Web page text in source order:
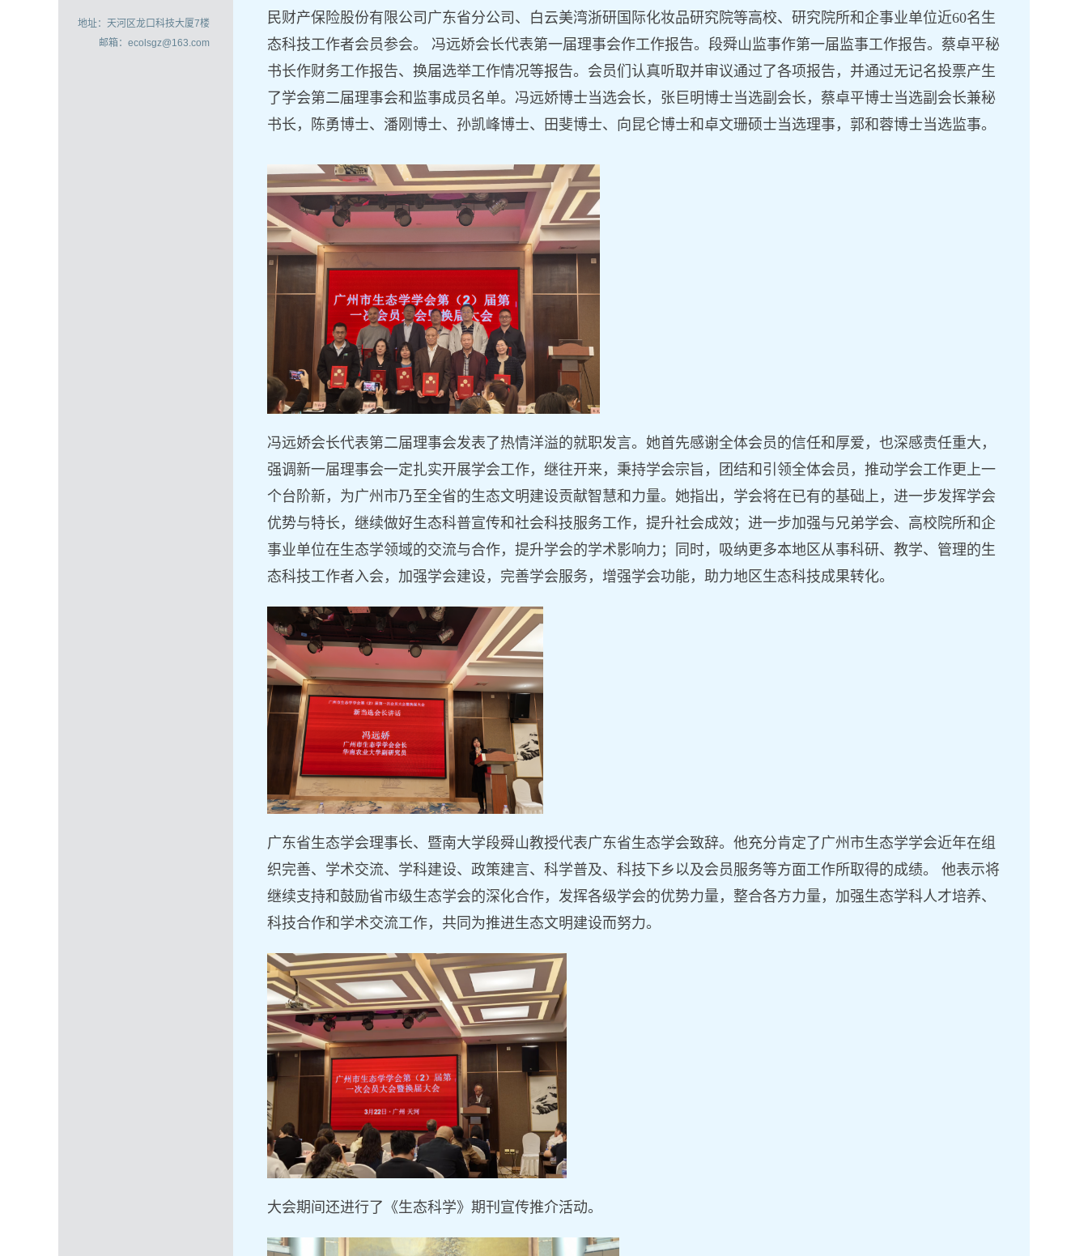
地址：天河区龙口科技大厦7楼
邮箱：ecolsgz@163.com
民财产保险股份有限公司广东省分公司、白云美湾浙研国际化妆品研究院等高校、 研究院所和企事业单位近60名生
态科技工作者会员参会。
冯远娇会长代表第一届理事会作工作报告。段舜山监事作第一届监事工作报告。蔡卓平秘
书长作财务工作报告、换届选举工作情况等报告。会员们认真听取并审议通过了各项报告，并通过无记名投票产生
了学会第二届理事会和监事成员名单。 冯远娇博士当选会长，张巨明博士当选副会长，蔡卓平博士当选副会长兼秘
书长，陈勇博士、潘刚博士、孙凯峰博士、田斐博士、向昆仑博士和卓文珊硕士当选理事， 郭和蓉博士当选监事。
冯远娇会长代表第二届理事会发表了热情洋溢的就职发言。她首先感谢全体会员的信任和厚爱 ，也深感责任重大，
强调新一届理事会一定扎实开展学会工作，继往开来， 秉持学会宗旨，团结和引领全体会员， 推动学会工作更上一
个台阶新，为广州市乃至全省的生态文明建设贡献智慧和力量。她指出，学会将在已有的基础上，进一步发挥学会
优势与特长，继续做好生态科普宣传和社会科技服务工作，提升社会成效； 进一步加强与兄弟学会、高校院所和企
事业单位在生态学领域的交流与合作，提升学会的学术影响力；同时， 吸纳更多本地区从事科研、教学、管理的生
态科技工作者入会，加强学会建设，完善学会服务，增强学会功能，助力地区生态科技成果转化。
广东省生态学会理事长、暨南大学段舜山教授代表广东省生态学会致辞。他充分肯定了广州市生态学学会近年在组
织完善、学术交流、学科建设、政策建言、科学普及、 科技下乡 以及会员服务等方面工作所取得的成绩。 他表示将
继续支持和鼓励省市级生态学会的深化合作，发挥各级学会的优势力量，整合各方力量，加强生态学科人才培养、
科技合作和学术交流工作，共同为推进生态文明建设而努力。
大会期间还进行了《生态科学》期刊宣传推介活动。